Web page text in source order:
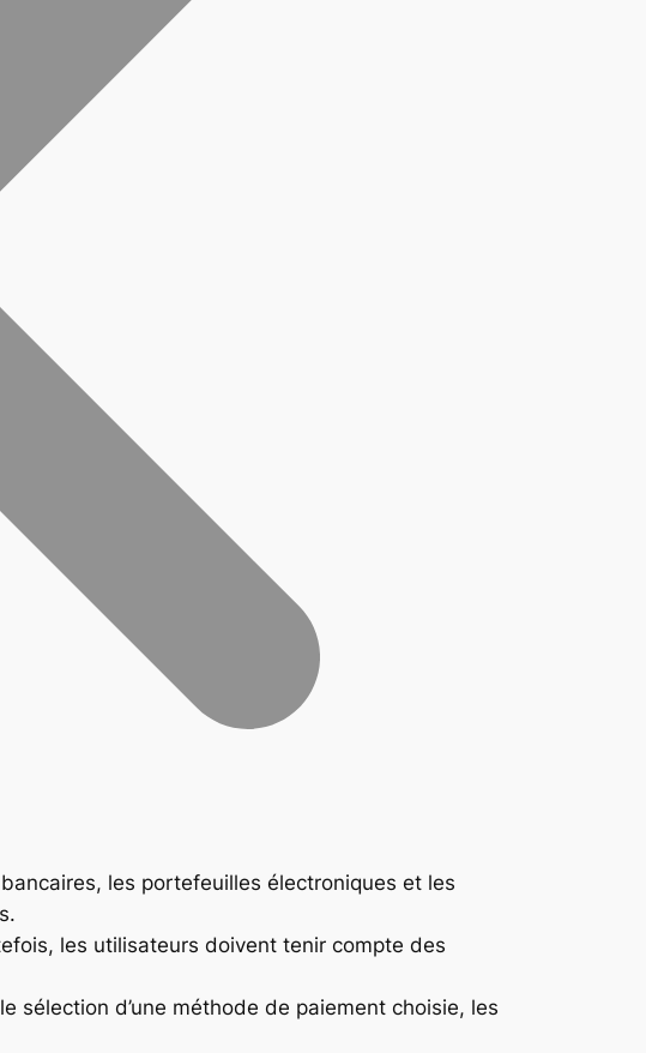
les portefeuilles électroniques et les
les utilisateurs doivent tenir compte des
sélection d’une méthode de paiement choisie, les